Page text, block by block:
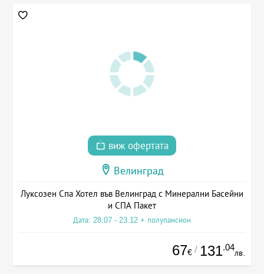
виж офертата
Велинград
Луксозен Спа Хотел във Велинград с Минерални Басейни
и СПА Пакет
Дата: 28.07 - 23.12 + полупансион
67€ / 131.04
лв.